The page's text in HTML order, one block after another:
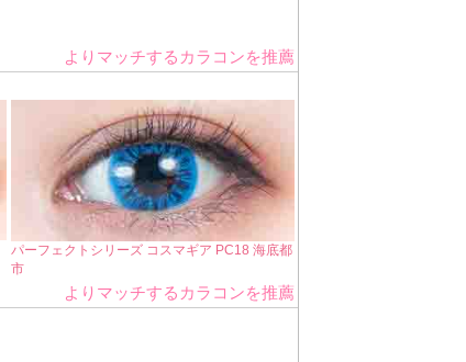
よりマッチするカラコンを推薦
パーフェクトシリーズ コスマギア PC18 海底都
市
よりマッチするカラコンを推薦